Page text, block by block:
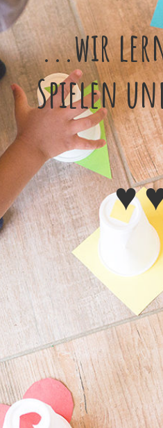
...wir
Spielen
♥